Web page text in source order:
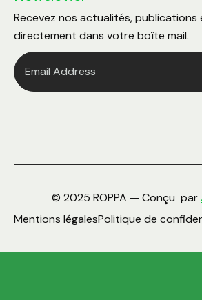
Recevez nos actualités, publications
directement dans votre boîte mail.
© 2025 ROPPA — Conçu par
Mentions légalesPolitique de